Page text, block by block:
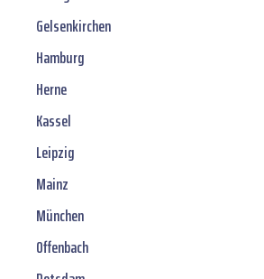
Gelsenkirchen
Hamburg
Herne
Kassel
Leipzig
Mainz
München
Offenbach